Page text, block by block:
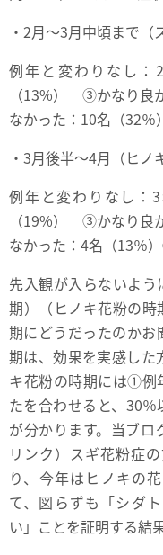
・2月～3月中頃まで（
例年と変わりなし
（13%） ③かなり良
なかった：10名（32
・3月後半～4月（ヒノ
例年と変わりなし：
（19%） ③かなり良
なかった：4名（13％
先入観が入らないよ
期）（ヒノキ花粉の
期にどうだったのか
期は、効果を実感した
キ花粉の時期には①例
たを合わせると、30
が分かります。当ブ
リンク） スギ花粉症
り、今年はヒノキの
て、図らずも「シダ
い」ことを証明する結